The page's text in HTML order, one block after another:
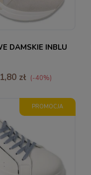
DAMSKIE INBLU
zł (-40%)
39
PROMOCJA